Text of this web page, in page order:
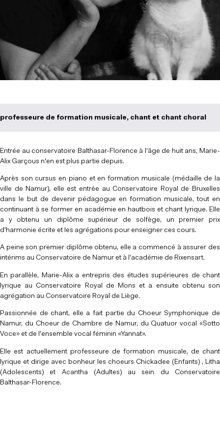
professeure de formation musicale, chant et chant choral
Entrée au conservatoire Balthasar-Florence à l'âge de huit ans, Marie-
Alix Garçous n'en est plus partie depuis.
Après son cursus en piano et en formation musicale (médaille de la
ville de Namur), elle est entrée au Conservatoire Royal de Bruxelles
dans le but de devenir pédagogue en formation musicale, tout en
continuant à se former en académie en hautbois et chant lyrique. Elle
a y obtenu un diplôme supérieur de solfège, un premier prix
d'harmonie écrite et les agrégations pour enseigner ces cours.
A peine son premier diplôme obtenu, elle a commencé à assurer des
intérims au Conservatoire de Namur et à l'académie de Rixensart.
En parallèle, Marie-Alix a entrepris des études supérieures de chant
lyrique au Conservatoire Royal de Mons et a ensuite obtenu son
agrégation au Conservatoire Royal de Liège.
Passionnée de chant, elle a fait partie du Choeur Symphonique de
Namur, du Choeur de Chambre de Namur, du Quatuor vocal «Sotto
Voce» et de l'ensemble vocal féminin «Yannat».
Elle est actuellement professeure de formation musicale, de chant
lyrique et dirige avec bonheur les choeurs Chickadee (Enfants) , Litha
(Adolescents) et Acantha (Adultes) au sein du Conservatoire
Balthasar-Florence.